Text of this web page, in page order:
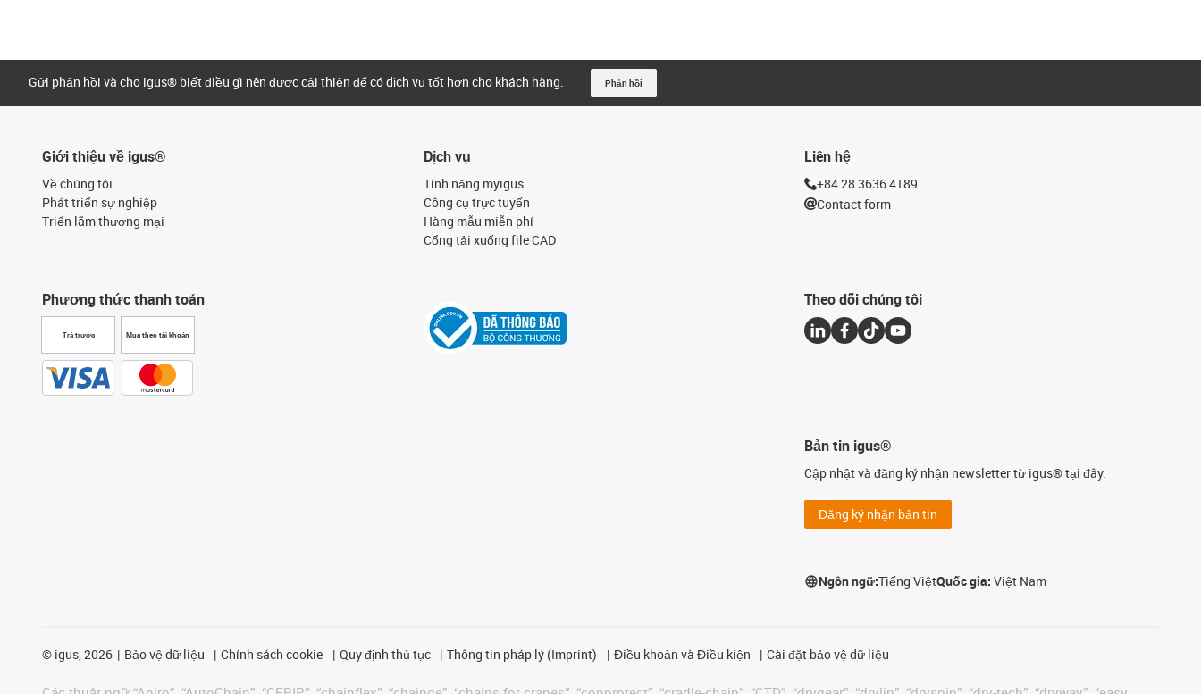
Gửi phản hồi và cho igus® biết điều gì nên được cải thiện để có dịch vụ tốt hơn cho khách hàng. Phản hồi
Giới thiệu về igus®
Về chúng tôi
Phát triển sự nghiệp
Triển lãm thương mại
Phương thức thanh toán
Trả trước Mua theo tài khoản
Dịch vụ
Tính năng myigus
Công cụ trực tuyến
Hàng mẫu miễn phí
Cổng tải xuống file CAD
Liên hệ
+84 28 3636 4189
Contact form
Theo dõi chúng tôi
Bản tin igus®
Cập nhật và đăng ký nhận newsletter từ igus® tại đây.
Đăng ký nhận bản tin
Ngôn ngữ:Tiếng ViệtQuốc gia:Việt Nam
© igus, 2026 Bảo vệ dữ liệu Chính sách cookie Quy định thủ tục Thông tin pháp lý (Imprint) Điều khoản và Điều kiện Cài đặt bảo vệ dữ liệu